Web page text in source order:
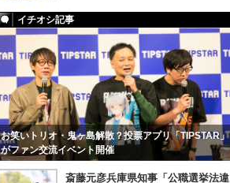
イチオシ記事
お笑いトリオ・鬼ヶ島解散？投票アプリ「TIPSTAR」
がファン交流イベント開催
斎藤元彦兵庫県知事「公職選挙法違